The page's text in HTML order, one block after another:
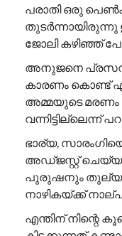
പരാതി ഒരു
തുടർന്നായിരുന്നു
ജോലി കഴിഞ്ഞ്
അനുജനെ
കാരണം കൊണ്ട്
അമ്മയുടെ
വന്നിട്ടില്ലെന്ന്
ഭാര്യ,
അഡ്ജസ്റ്റ്
പുരുഷനും
നാഴികയ്ക്ക്
എന്തിന് നിന്റെ